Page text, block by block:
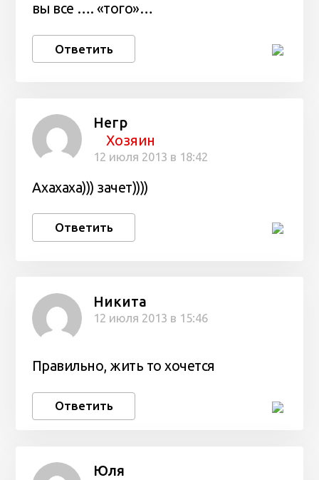
вы все …. «того»…
Ответить
Негр
Хозяин
12 июля 2013 в 18:42
Ахахаха))) зачет))))
Ответить
Никита
12 июля 2013 в 15:46
Правильно, жить то хочется
Ответить
Юля